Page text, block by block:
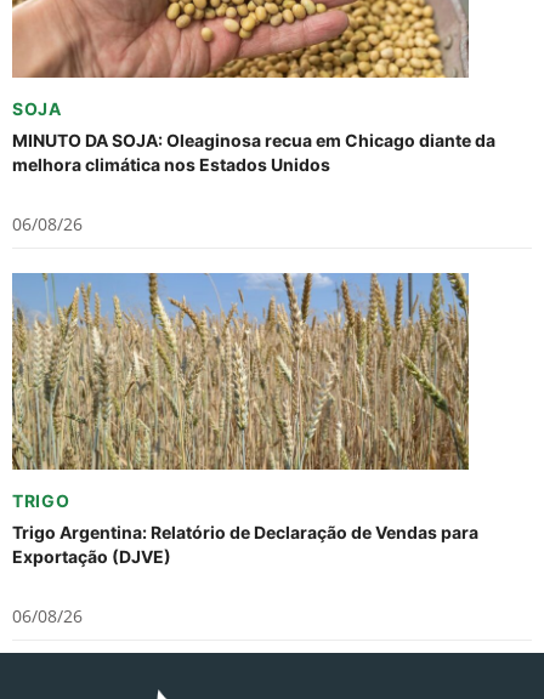
SOJA
MINUTO DA SOJA: Oleaginosa recua em Chicago diante da
melhora climática nos Estados Unidos
06/08/26
TRIGO
Trigo Argentina: Relatório de Declaração de Vendas para
Exportação (DJVE)
06/08/26